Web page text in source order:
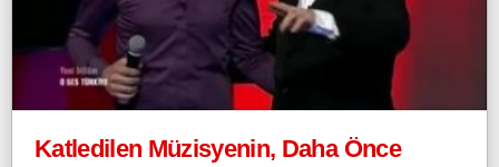
Katledilen Müzisyenin, Daha Önce